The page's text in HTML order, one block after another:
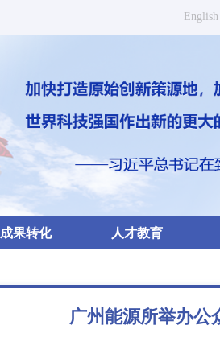
English
成果转化 人才教育
广州能源所举办公